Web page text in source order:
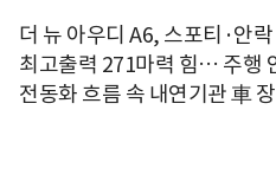
더 뉴 아우디 A6, 스포티·안락
최고출력 271마력 힘… 주행
전동화 흐름 속 내연기관 車